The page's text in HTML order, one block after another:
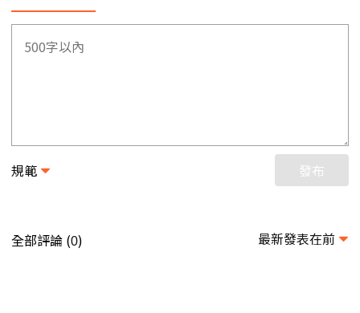
規範 發布
全部評論 (0) 最新發表在前